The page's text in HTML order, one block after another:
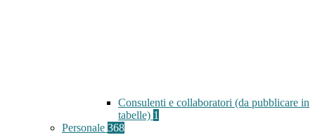
Consulenti e collaboratori (da pubblicare in
tabelle) 1
Personale 368